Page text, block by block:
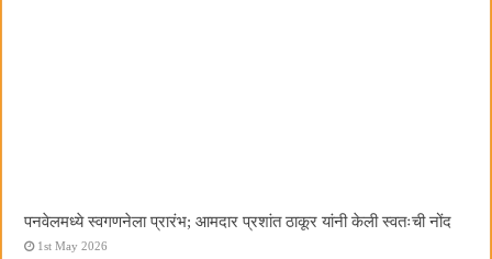
पनवेलमध्ये स्वगणनेला प्रारंभ; आमदार प्रशांत ठाकूर यांनी केली स्वतःची नोंद
1st May 2026